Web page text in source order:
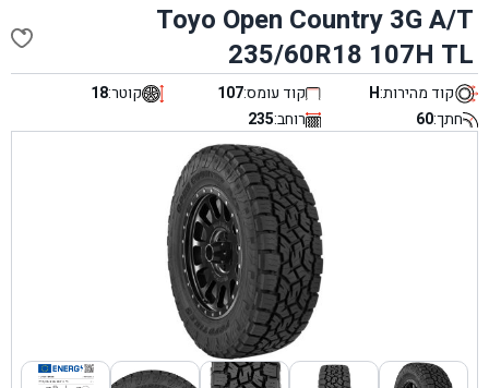
Toyo Open Country 3G A/T
235/60R18 107H TL
קוד מהירות:H קוד עומס:107 קוטר:18
חתך:60 רוחב:235